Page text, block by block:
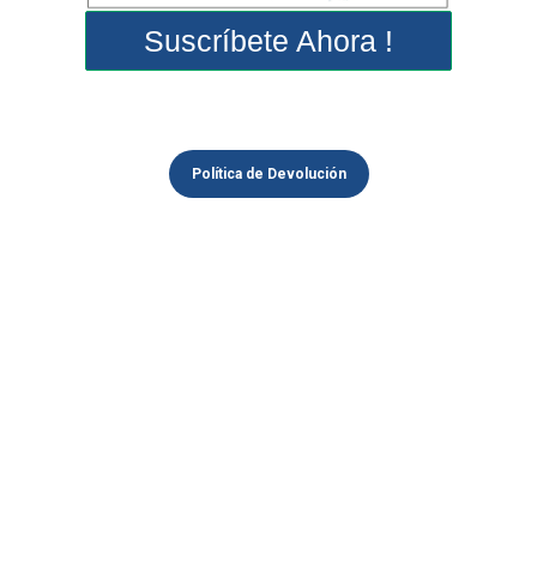
Política de Devolución
Suscríbete Ahora !